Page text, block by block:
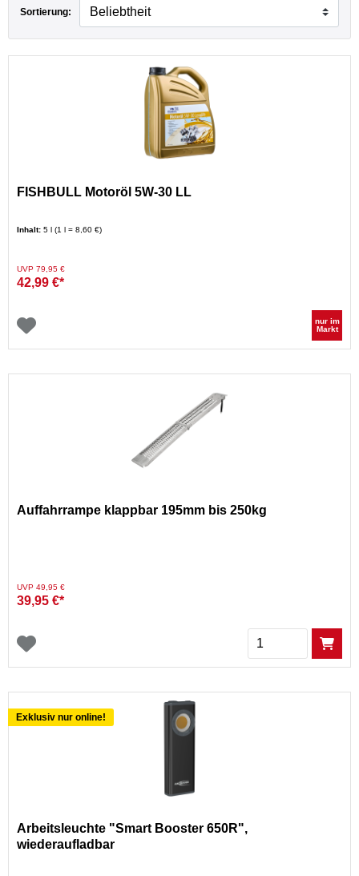
Sortierung:
FISHBULL Motoröl 5W-30 LL
Inhalt: 5 l (1 l = 8,60 €)
Preis reduziert von
UVP 79,95 €auf
42,99 €*
nur im
Markt
Auffahrrampe klappbar 195mm bis 250kg
Preis reduziert von
UVP 49,95 €auf
39,95 €*
Menge
Exklusiv nur online!
Arbeitsleuchte "Smart Booster 650R",
wiederaufladbar